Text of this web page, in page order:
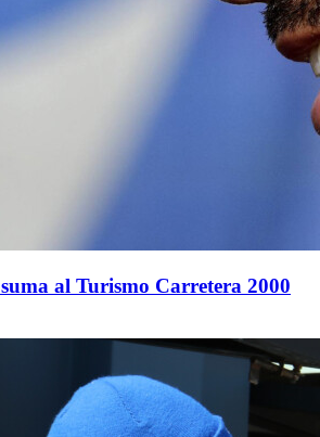
al Turismo Carretera 2000